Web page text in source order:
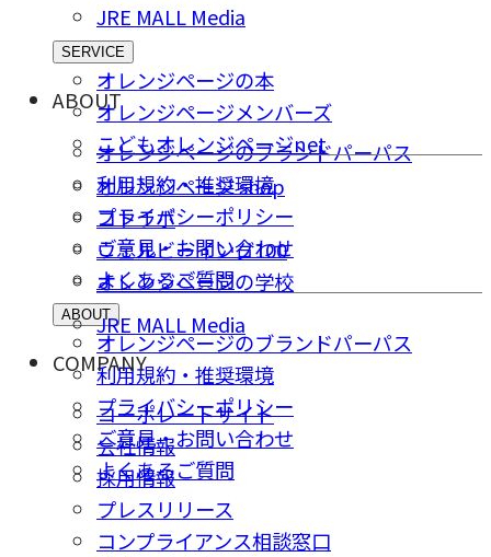
JRE MALL Media
SERVICE
オレンジページの本
オレンジページメンバーズ
こどもオレンジページnet
オレンジページ shop
コトラボ
ウェルビーイング100
オレンジページの学校
JRE MALL Media
ABOUT
オレンジページのブランドパーパス
利用規約・推奨環境
プライバシーポリシー
ご意⾒・お問い合わせ
よくあるご質問
ABOUT
オレンジページのブランドパーパス
利用規約・推奨環境
プライバシーポリシー
ご意⾒・お問い合わせ
よくあるご質問
COMPANY
コーポレートサイト
会社情報
採⽤情報
プレスリリース
コンプライアンス相談窓⼝